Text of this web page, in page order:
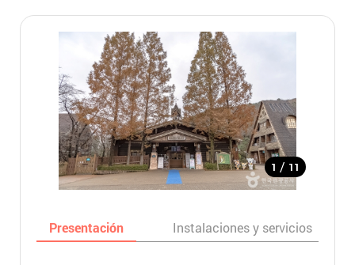
1 / 11
Presentación Instalaciones y servicios